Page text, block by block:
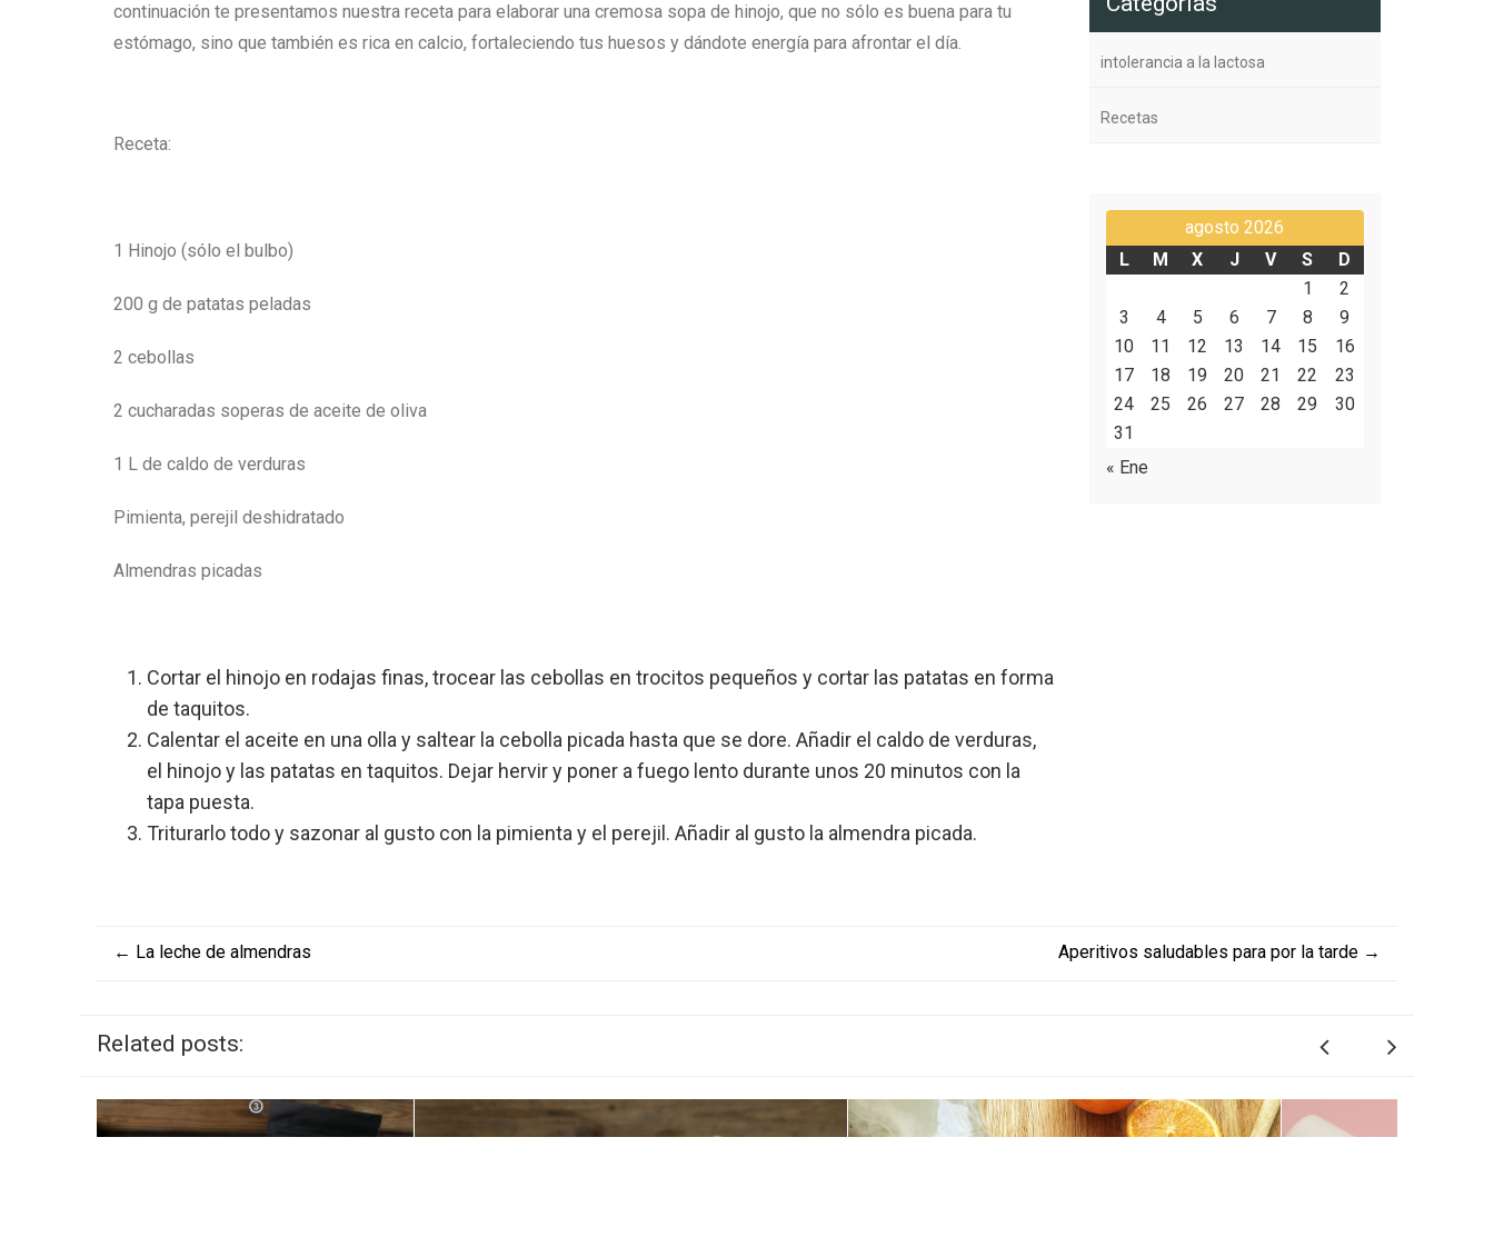
continuación te presentamos nuestra receta para elaborar una cremosa sopa de hinojo, que no sólo es buena para tu
estómago, sino que también es rica en calcio, fortaleciendo tus huesos y dándote energía para afrontar el día.
Receta:
1 Hinojo (sólo el bulbo)
200 g de patatas peladas
2 cebollas
2 cucharadas soperas de aceite de oliva
1 L de caldo de verduras
Pimienta, perejil deshidratado
Almendras picadas
Cortar el hinojo en rodajas finas, trocear las cebollas en trocitos pequeños y cortar las patatas en forma
de taquitos.
Calentar el aceite en una olla y saltear la cebolla picada hasta que se dore. Añadir el caldo de verduras,
el hinojo y las patatas en taquitos. Dejar hervir y poner a fuego lento durante unos 20 minutos con la
tapa puesta.
Triturarlo todo y sazonar al gusto con la pimienta y el perejil. Añadir al gusto la almendra picada.
intolerancia a la lactosa
Recetas
agosto 2026
L
M X J V S D
« Ene
1
2
3
4 5 6 7 8
9
10
11 12 13 14 15
16
17
18 19 20 21 22
23
24
25 26 27 28 29
30
31
← La leche de almendras Aperitivos saludables para por la tarde →
Related posts: